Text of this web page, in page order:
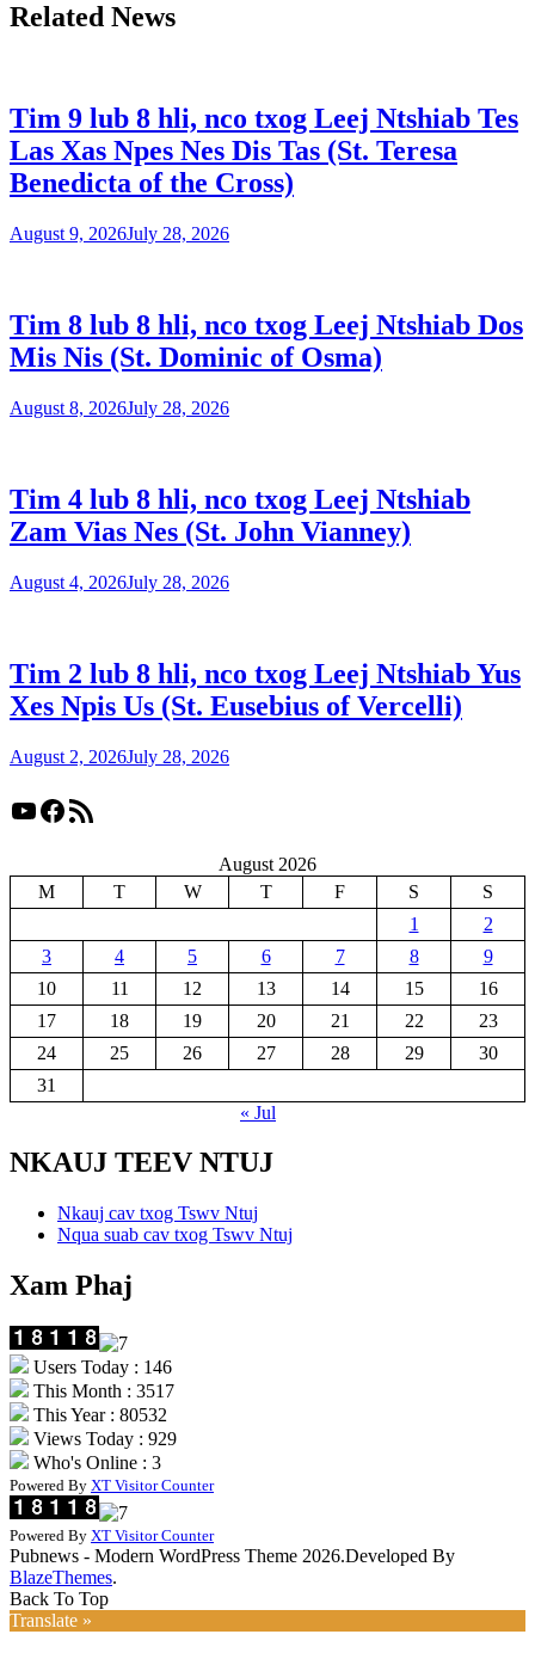
Related News
Tim 9 lub 8 hli, nco txog Leej Ntshiab Tes
Las Xas Npes Nes Dis Tas (St. Teresa
Benedicta of the Cross)
August 9, 2026July 28, 2026
Tim 8 lub 8 hli, nco txog Leej Ntshiab Dos
Mis Nis (St. Dominic of Osma)
August 8, 2026July 28, 2026
Tim 4 lub 8 hli, nco txog Leej Ntshiab
Zam Vias Nes (St. John Vianney)
August 4, 2026July 28, 2026
Tim 2 lub 8 hli, nco txog Leej Ntshiab Yus
Xes Npis Us (St. Eusebius of Vercelli)
August 2, 2026July 28, 2026
YouTube
Facebook
RSS Feed
August 2026
M
T W T F S
S
1
2
3
4 5 6 7 8
9
10
11 12 13 14 15
16
17
18 19 20 21 22
23
24
25 26 27 28 29
30
31
« Jul
NKAUJ TEEV NTUJ
Nkauj cav txog Tswv Ntuj
Nqua suab cav txog Tswv Ntuj
Xam Phaj
Users Today : 146
This Month : 3517
This Year : 80532
Views Today : 929
Who's Online : 3
Powered By XT Visitor Counter
Powered By XT Visitor Counter
Pubnews - Modern WordPress Theme 2026.Developed By
BlazeThemes.
Back To Top
Translate »